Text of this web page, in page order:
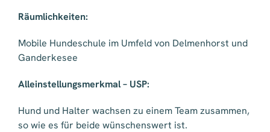
Räumlichkeiten:
Mobile Hundeschule im Umfeld von Delmenhorst und
Ganderkesee
Alleinstellungsmerkmal – USP:
Hund und Halter wachsen zu einem Team zusammen,
so wie es für beide wünschenswert ist.